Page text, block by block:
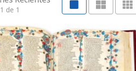
de 1